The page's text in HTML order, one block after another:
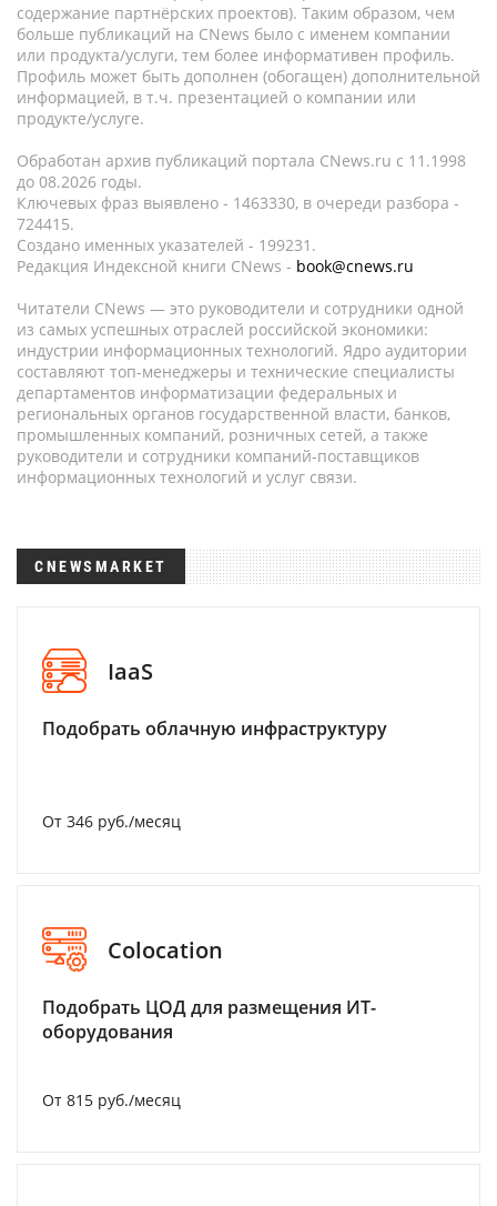
содержание партнёрских проектов). Таким образом, чем
больше публикаций на CNews было с именем компании
или продукта/услуги, тем более информативен профиль.
Профиль может быть дополнен (обогащен) дополнительной
информацией, в т.ч. презентацией о компании или
продукте/услуге.
Обработан архив публикаций портала CNews.ru c 11.1998
до 08.2026 годы.
Ключевых фраз выявлено - 1463330, в очереди разбора -
724415.
Создано именных указателей - 199231.
Редакция Индексной книги CNews - book@cnews.ru
Читатели CNews — это руководители и сотрудники одной
из самых успешных отраслей российской экономики:
индустрии информационных технологий. Ядро аудитории
составляют топ-менеджеры и технические специалисты
департаментов информатизации федеральных и
региональных органов государственной власти, банков,
промышленных компаний, розничных сетей, а также
руководители и сотрудники компаний-поставщиков
информационных технологий и услуг связи.
CNEWSMARKET
IaaS
Подобрать облачную инфраструктуру
От 346 руб./месяц
Colocation
Подобрать ЦОД для размещения ИТ-
оборудования
От 815 руб./месяц